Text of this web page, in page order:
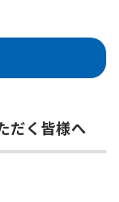
だく皆様へ